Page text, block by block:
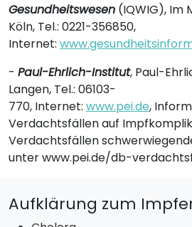
Gesundheitswesen (IQWIG), Im
Köln, Tel.: 0221-356850,
Internet:
- Paul-Ehrlich-Institut, Paul-
Langen, Tel.: 06103-
770, Internet: www.pei.de,
Verdachtsfällen auf
Verdachtsfällen
unter www.pei.de/db-
Aufklärung zum